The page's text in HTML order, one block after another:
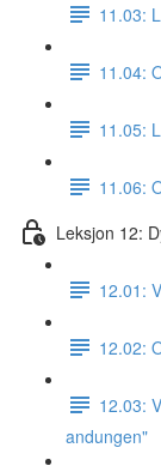
11.03:
11.04:
11.05:
11.06:
Leksjon 12:
12.01:
12.02:
12.03:
andungen"